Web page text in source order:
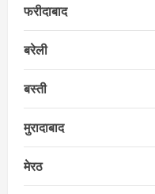
फरीदाबाद
बरेली
बस्ती
मुरादाबाद
मेरठ